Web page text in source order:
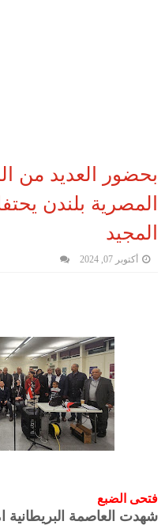
بحضور العديد من
المصرية بلندن
المجيد
أكتوبر 07, 2024
فتحى الضبع